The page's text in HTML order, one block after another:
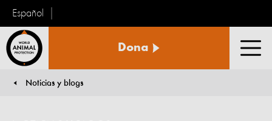
Español
Animal
Dona
Noticias y blogs